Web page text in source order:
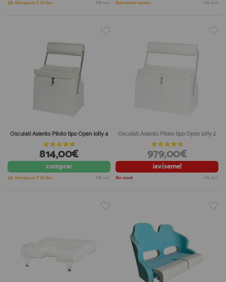
Entrega en 7-10 días IVA incl. Seleccionar opción IVA incl.
Osculati Asiento Piloto tipo Open Jolly 4
814,00€
comprar
Entrega en 7-10 días IVA incl.
Osculati Asiento Piloto tipo Open Jolly 2
979,00€
¡avíseme!
Sin stock IVA incl.